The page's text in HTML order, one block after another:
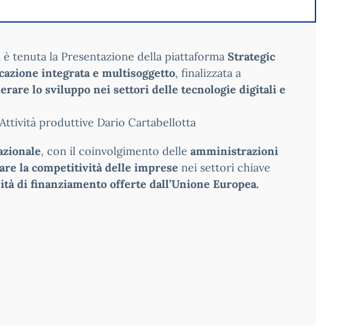
tenuta la Presentazione della piattaforma Strategic
integrata e multisoggetto, finalizzata a
lo sviluppo nei settori delle tecnologie digitali e
produttive Dario Cartabellotta
, con il coinvolgimento delle amministrazioni
la competitività delle imprese nei settori chiave
di finanziamento offerte dall’Unione Europea.